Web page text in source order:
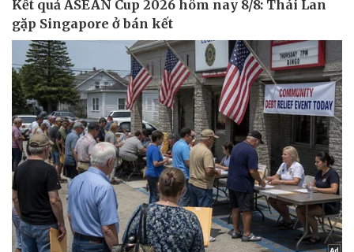
Doanh nghiệp
Thông tin doanh nghiệp
Doanh nghiệp 24h
Doanh nhân
Vì cộng đồng
Sành điệu
Tin Công nghệ
Trải nghiệm
Chuyển đổi số